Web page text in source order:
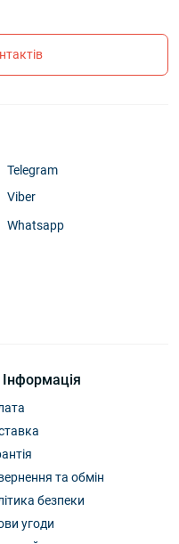
Інформація
та обмін
безпеки
угоди
Telegram
Viber
Whatsapp